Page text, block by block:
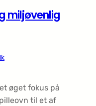
miljøvenlig
øget fokus på
til et af